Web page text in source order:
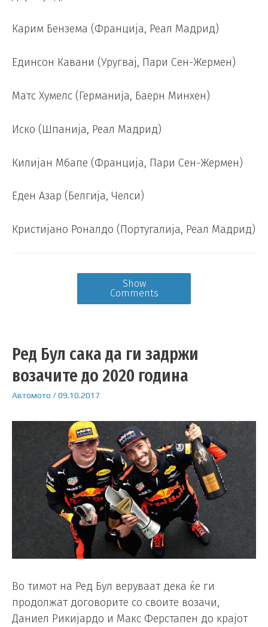
Карим Бензема (Франција, Реал Мадрид)
Единсон Кавани (Уругвај, Пари Сен-Жермен)
Матс Хумелс (Германија, Баерн Минхен)
Иско (Шпанија, Реал Мадрид)
Килијан Мбапе (Франција, Пари Сен-Жермен)
Еден Азар (Белгија, Челси)
Кристијано Роналдо (Португалија, Реал Мадрид)
Show
Comments
Ред Бул сака да ги задржи
возачите до 2020 година
Автомото /09.10.2017
Во тимот на Ред Бул веруваат дека ќе ги
продолжат договорите со своите возачи,
Даниел Рикијардо и Макс Ферстапен до крајот